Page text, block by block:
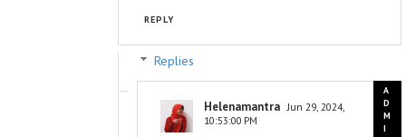
REPLY
Replies
Helenamantra Jun 29, 2024,
10:53:00 PM